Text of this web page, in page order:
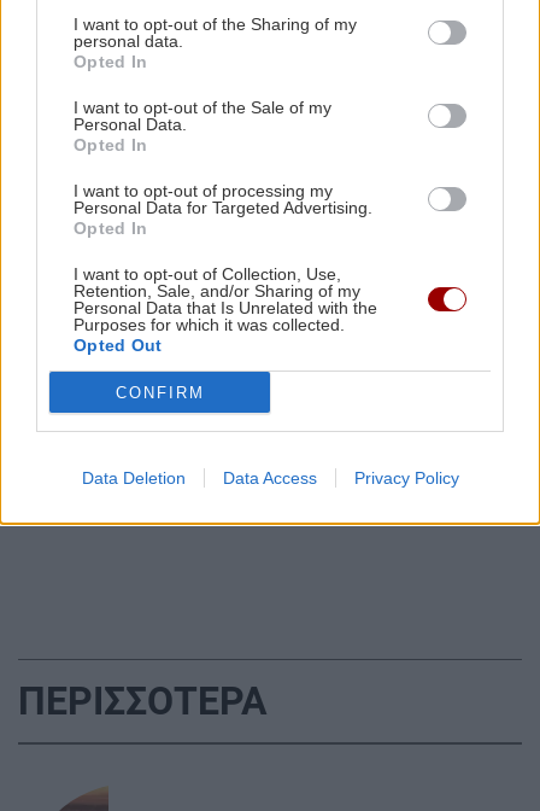
I want to opt-out of the Sharing of my
personal data.
Opted In
I want to opt-out of the Sale of my
Personal Data.
Opted In
I want to opt-out of processing my
Personal Data for Targeted Advertising.
Opted In
I want to opt-out of Collection, Use,
Retention, Sale, and/or Sharing of my
Personal Data that Is Unrelated with the
Purposes for which it was collected.
Opted Out
CONFIRM
Data Deletion Data Access Privacy Policy
02:16
GOSSIP - LIFESTYLE
Τούνη: «Έβγαλα όλο το βράδυ στο νοσοκομείο
Ο σύντροφός σου σε κάνει καλύτερο άνθρωπο;
GOSSIP - LIFESTYLE
Μπρούκλιν Μπέκαμ: Εβρασε μακαρόνια με
θαλασσινό νερό
ΑΘΛΗΤΙΚΑ
ΑΕΚ: Φιλική τεσσάρα στην Καλλιθέα πριν το
Σούπερ Καπ με τον ΟΦΗ
Στα ίχνη του μύθου: Η αναπαράσταση του
"Δράκου" και του θερισμού στην Κοζάνη
ΠΕΡΙΣΣΟΤΕΡΑ